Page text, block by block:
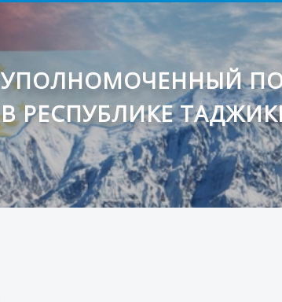
УПОЛНОМОЧЕННЫЙ
В РЕСПУБЛИКЕ